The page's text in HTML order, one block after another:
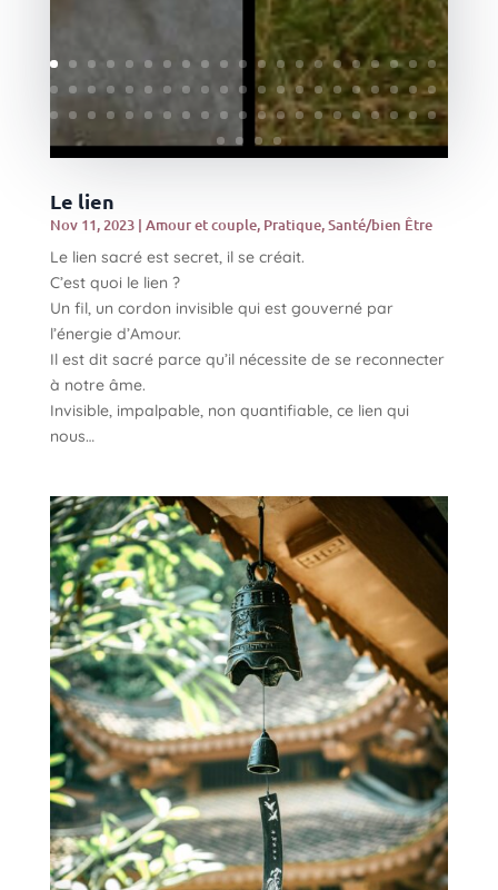
Le lien
Nov 11, 2023| Amour et couple, Pratique,Santé/bien Être
Le lien sacré est secret, il se créait.
C’est quoi le lien ?
Un fil, un cordon invisible qui est gouverné par
l’énergie d’Amour.
Il est dit sacré parce qu’il nécessite de se reconnecter
à notre âme.
Invisible, impalpable, non quantifiable, ce lien qui
nous…